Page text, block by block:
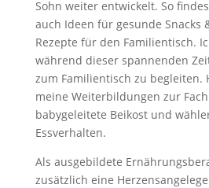
Sohn weiter entwickelt. So
auch Ideen für gesunde Snacks
Rezepte für den Familientisch.
während dieser spannenden
zum Familientisch zu begleiten.
meine Weiterbildungen zur
babygeleitete Beikost und
Essverhalten.
Als ausgebildete
zusätzlich eine